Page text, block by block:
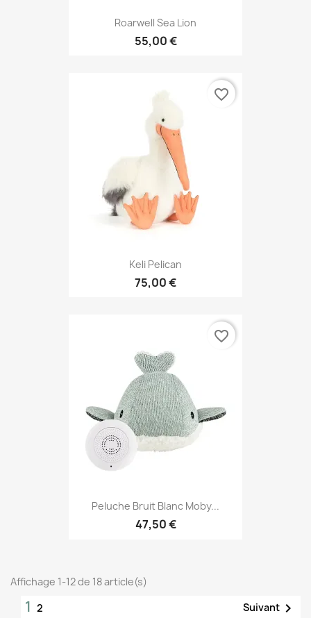
Roarwell Sea Lion
55,00 €
Keli Pelican
75,00 €
favorite_border
Peluche Bruit Blanc Moby...
47,50 €
favorite_border
Affichage 1-12 de 18 article(s)
1 2 Suivant 